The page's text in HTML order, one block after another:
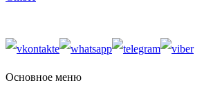
Основное меню